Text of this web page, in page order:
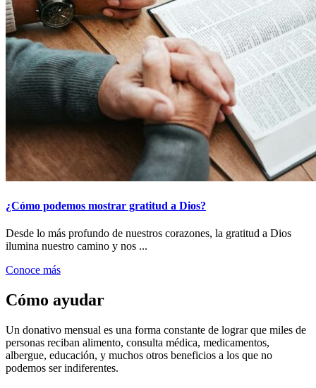
¿Cómo podemos mostrar gratitud a Dios?
Desde lo más profundo de nuestros corazones, la gratitud a Dios
ilumina nuestro camino y nos ...
Conoce más
Cómo ayudar
Un donativo mensual es una forma constante de lograr que miles de
personas reciban alimento, consulta médica, medicamentos,
albergue, educación, y muchos otros beneficios a los que no
podemos ser indiferentes.